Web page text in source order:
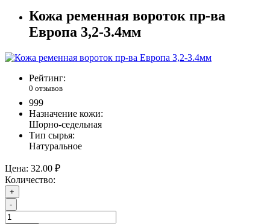
Кожа ременная вороток пр-ва
Европа 3,2-3.4мм
Рейтинг:
0 отзывов
999
Назначение кожи:
Шорно-седельная
Тип сырья:
Натуральное
Цена: 32.00 ₽
Количество:
+
-